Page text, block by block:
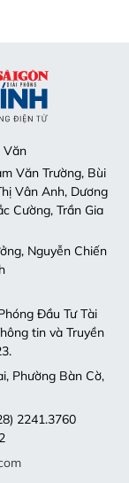
Văn
Văn Trường, Bùi
Vân Anh, Dương
Cường, Trần Gia
Nguyễn Chiến
Đầu Tư Tài
tin và Truyền
Phường Bàn Cờ,
2241.3760